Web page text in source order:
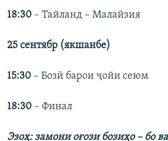
18:30 – Тайланд – Малайзия​
25 сентябр (якшанбе)
15:30 – Бозӣ барои ҷойи сеюм
18:30 – Финал
Эзоҳ: замони оғози бозиҳо– бо